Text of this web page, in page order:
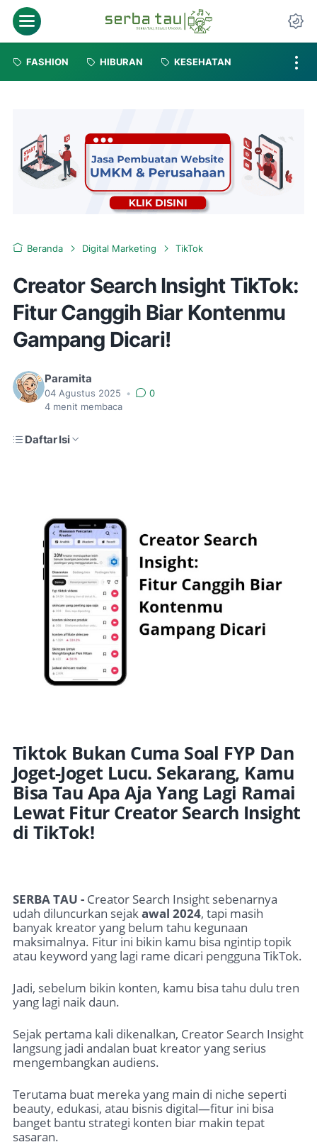
FASHION HIBURAN KESEHATAN
Beranda Digital Marketing TikTok
Creator Search Insight TikTok:
Fitur Canggih Biar Kontenmu
Gampang Dicari!
Paramita
04 Agustus 2025 •
0
4 menit membaca
Daftar Isi
Tiktok Bukan Cuma Soal FYP Dan
Joget-Joget Lucu. Sekarang, Kamu
Bisa Tau Apa Aja Yang Lagi Ramai
Lewat Fitur Creator Search Insight
di TikTok!
SERBA TAU - Creator Search Insight sebenarnya
udah diluncurkan sejakawal 2024, tapi masih
banyak kreator yang belum tahu kegunaan
maksimalnya. Fitur ini bikin kamu bisa ngintip topik
atau keyword yang lagi rame dicari pengguna TikTok.
Jadi, sebelum bikin konten, kamu bisa tahu dulu tren
yang lagi naik daun.
Sejak pertama kali dikenalkan, Creator Search Insight
langsung jadi andalan buat kreator yang serius
mengembangkan audiens.
Terutama buat mereka yang main di niche seperti
beauty, edukasi, atau bisnis digital—fitur ini bisa
banget bantu strategi konten biar makin tepat
sasaran.